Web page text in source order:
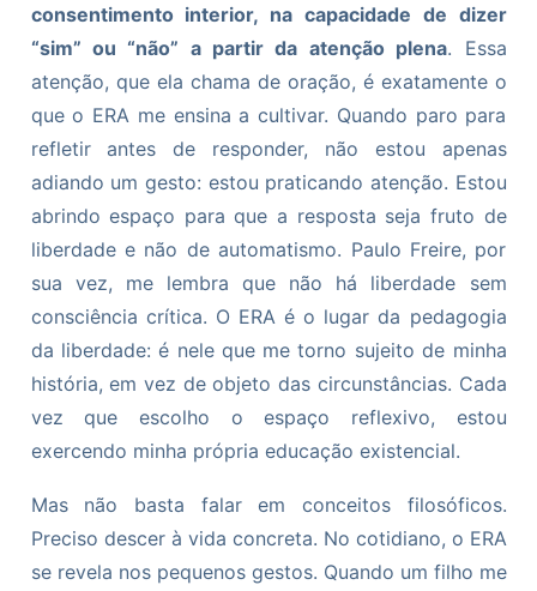
consentimento interior, na capacidade de dizer
“sim” ou “não” a partir da atenção plena. Essa
atenção, que ela chama de oração, é exatamente o
que o ERA me ensina a cultivar. Quando paro para
refletir antes de responder, não estou apenas
adiando um gesto: estou praticando atenção. Estou
abrindo espaço para que a resposta seja fruto de
liberdade e não de automatismo. Paulo Freire, por
sua vez, me lembra que não há liberdade sem
consciência crítica. O ERA é o lugar da pedagogia
da liberdade: é nele que me torno sujeito de minha
história, em vez de objeto das circunstâncias. Cada
vez que escolho o espaço reflexivo, estou
exercendo minha própria educação existencial.
Mas não basta falar em conceitos filosóficos.
Preciso descer à vida concreta. No cotidiano, o ERA
se revela nos pequenos gestos. Quando um filho me